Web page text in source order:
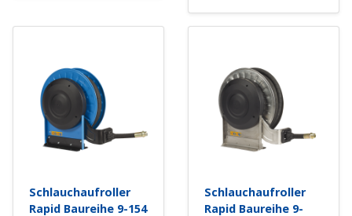
Schlauchaufroller
Rapid Baureihe 9-154
Schlauchaufroller
Rapid Baureihe 9-